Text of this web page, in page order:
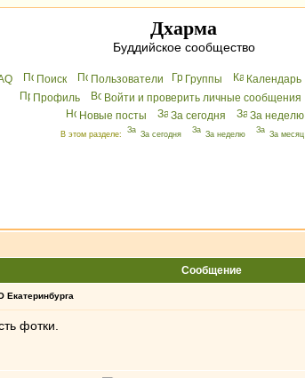
Дхарма
Буддийское сообщество
Поиск Пользователи Группы Календарь
Профиль
Войти и проверить личные сообщения
Новые посты
За сегодня За неделю
В этом разделе: За сегодня За неделю За месяц
Сообщение
Екатеринбурга
фотки.